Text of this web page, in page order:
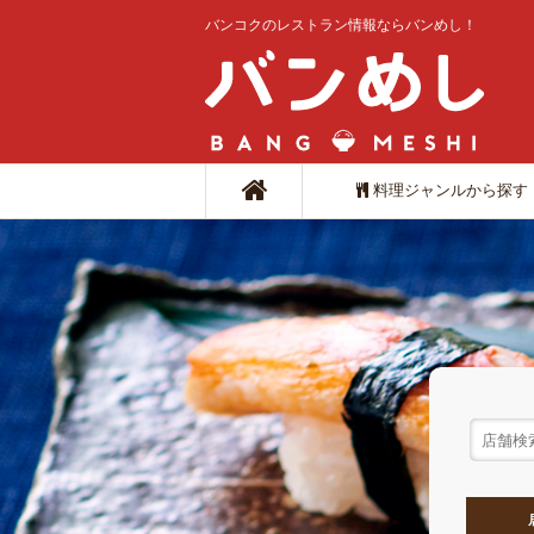
バンコクのレストラン情報ならバンめし！
料理ジャンルから探す